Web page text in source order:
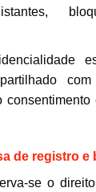
de registro
se o